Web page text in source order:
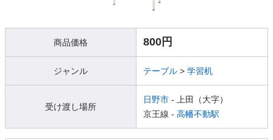
商品価格 800円
ジャンル テーブル > 学習机
受け渡し場所
日野市 - 上田（大字）
京王線 - 高幡不動駅